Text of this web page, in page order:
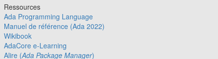
Ressources
Ada Programming Language
Manuel de référence (Ada 2022)
Wikibook
AdaCore e-Learning
Alire (Ada Package Manager)